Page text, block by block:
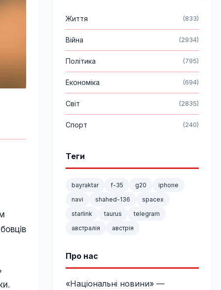
Життя (833)
Війна (2934)
Політика (795)
Економіка (694)
Світ (2835)
Спорт (240)
Теги
bayraktar f-35 g20
iphone
navi
shahed-136
spacex
starlink
taurus
telegram
австралія
австрія
Про нас
«Національні новини» —